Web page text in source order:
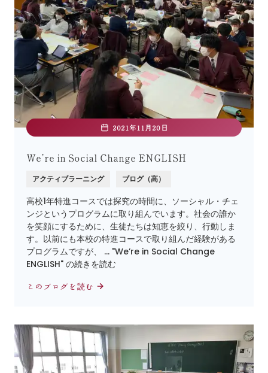
2021年11月20日
We’re in Social Change ENGLISH
アクティブラーニング ブログ（高）
高校1年特進コースでは探究の時間に、ソーシャル・チェ
ンジというプログラムに取り組んでいます。社会の誰か
を笑顔にするために、生徒たちは知恵を絞り、行動しま
す。以前にも本校の特進コースで取り組んだ経験がある
プログラムですが、 … "We’re in Social Change
ENGLISH" の続きを読む
このブログを読む